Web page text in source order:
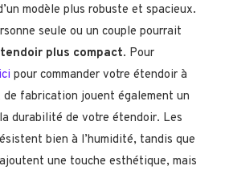
modèle plus robuste et spacieux.
seule ou un couple pourrait
plus compact. Pour
pour commander votre étendoir à
fabrication jouent également un
durabilité de votre étendoir. Les
bien à l’humidité, tandis que
une touche esthétique, mais